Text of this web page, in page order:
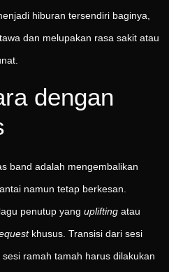
hiburan tersendiri baginya,
dan melupakan rasa sakit atau
dengan
band adalah mengembalikan
namun tetap berkesan.
penutup yang uplifting atau
khusus. Transisi dari sesi
ramah tamah harus dilakukan